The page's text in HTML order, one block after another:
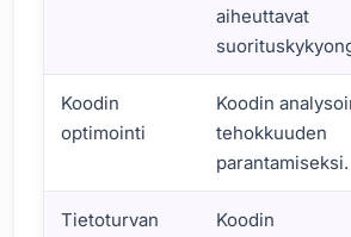
aiheuttavat
Koodin
optimointi
Koodin
tehokkuuden
parantamiseksi.
Tietoturvan
Koodin